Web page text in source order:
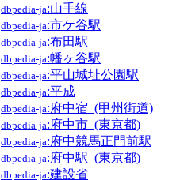
dbpedia-ja:山手線
dbpedia-ja:市ケ谷駅
dbpedia-ja:布田駅
dbpedia-ja:幡ヶ谷駅
dbpedia-ja:平山城址公園駅
dbpedia-ja:平成
dbpedia-ja:府中宿_(甲州街道)
dbpedia-ja:府中市_(東京都)
dbpedia-ja:府中競馬正門前駅
dbpedia-ja:府中駅_(東京都)
dbpedia-ja:建設省